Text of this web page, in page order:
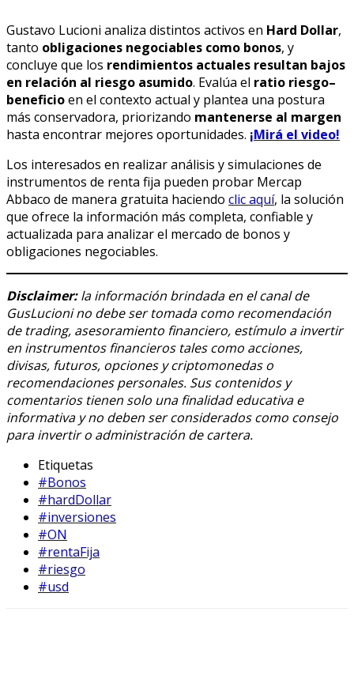
Gustavo Lucioni analiza distintos activos en Hard Dollar,
tanto obligaciones negociables como bonos, y
concluye que los rendimientos actuales resultan bajos
en relación al riesgo asumido. Evalúa el ratio riesgo–
beneficioen el contexto actual y plantea una postura
más conservadora, priorizando mantenerse al margen
hasta encontrar mejores oportunidades. ¡Mirá el video!
Los interesados en realizar análisis y simulaciones de
instrumentos de renta fija pueden probar Mercap
Abbaco de manera gratuita haciendo clic aquí, la solución
que ofrece la información más completa, confiable y
actualizada para analizar el mercado de bonos y
obligaciones negociables.
Disclaimer:la información brindada en el canal de
GusLucioni no debe ser tomada como recomendación
de trading, asesoramiento financiero, estímulo a invertir
en instrumentos financieros tales como acciones,
divisas, futuros, opciones y criptomonedas o
recomendaciones personales. Sus contenidos y
comentarios tienen solo una finalidad educativa e
informativa y no deben ser considerados como consejo
para invertir o administración de cartera.
Etiquetas
#Bonos
#hardDollar
#inversiones
#ON
#rentaFija
#riesgo
#usd